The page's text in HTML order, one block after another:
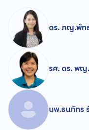
ดร. ภญ.พัท
รศ. ดร. พ
นพ.ธนภัทร